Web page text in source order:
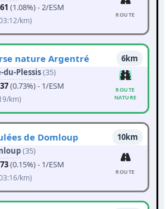
(1.08%) - 2/ESM
km)
ROUTE
nature Argentré
6km
Plessis(35)
(0.73%) - 1/ESM
km)
ROUTE
NATURE
de Domloup
10km
(35)
(0.15%) - 1/ESM
km)
ROUTE